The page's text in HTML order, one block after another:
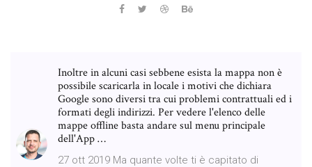
Inoltre in alcuni casi sebbene esista la mappa non è
possibile scaricarla in locale i motivi che dichiara
Google sono diversi tra cui problemi contrattuali ed i
formati degli indirizzi. Per vedere l'elenco delle
mappe offline basta andare sul menu principale
dell'App …
27 ott 2019 Ma quante volte ti è capitato di